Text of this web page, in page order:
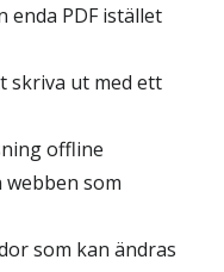
enda PDF istället
skriva ut med ett
offline
som
som kan ändras